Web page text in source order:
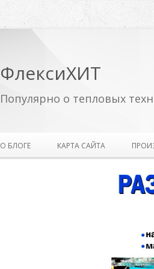
ФлексиХИТ
Популярно о тепловых
О БЛОГЕ КАРТА САЙТА